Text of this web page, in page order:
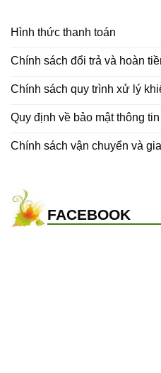
Hình thức thanh toán
Chính sách đổi trả và hoàn
Chính sách quy trình xử lý
Quy định về bảo mật thông tin
Chính sách vận chuyển và
FACEBOOK